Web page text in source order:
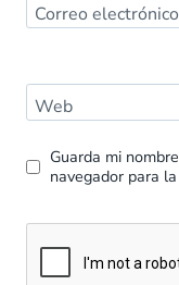
Correo electrónico
Web
Guarda mi
navegador para